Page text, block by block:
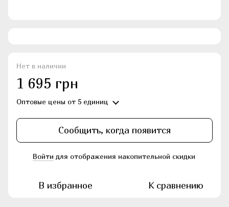
Нет в наличии
1 695 грн
Оптовые цены от 5 единиц
Сообщить, когда появится
Войти для отображения накопительной скидки
В избранное К сравнению